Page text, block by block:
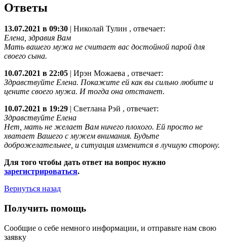
Ответы
13.07.2021 в 09:30 Николай Тулин , отвечает:
Елена, здравия Вам
Мать вашего мужа не считает вас достойной парой для
своего сына.
10.07.2021 в 22:05
Ирэн Можаева , отвечает:
Здравствуйте Елена. Покажите ей как вы сильно любите и
цените своего мужа. И тогда она отстанет.
10.07.2021 в 19:29
Светлана Рэй , отвечает:
Здравствуйте Елена
Нет, мать не желает Вам ничего плохого. Ей просто не
хватает Вашего с мужем внимания. Будьте
доброжелательнее, и ситуация изменится в лучшую сторону.
Для того чтобы дать ответ на вопрос нужно
зарегистрироваться.
Вернуться назад
Получить помощь
Сообщие о себе немного информации, и отправьте нам свою
заявку